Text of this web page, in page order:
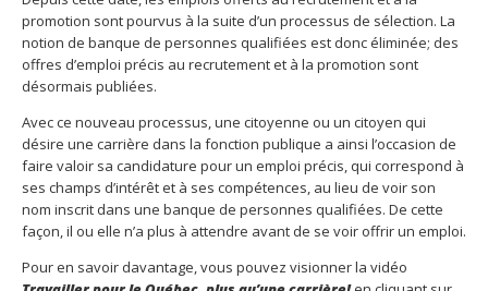
promotion sont pourvus à la suite d’un processus de sélection. La
notion de banque de personnes qualifiées est donc éliminée; des
offres d’emploi précis au recrutement et à la promotion sont
désormais publiées.
Avec ce nouveau processus, une citoyenne ou un citoyen qui
désire une carrière dans la fonction publique a ainsi l’occasion de
faire valoir sa candidature pour un emploi précis, qui correspond à
ses champs d’intérêt et à ses compétences, au lieu de voir son
nom inscrit dans une banque de personnes qualifiées. De cette
façon, il ou elle n’a plus à attendre avant de se voir offrir un emploi.
Pour en savoir davantage, vous pouvez visionner la vidéo